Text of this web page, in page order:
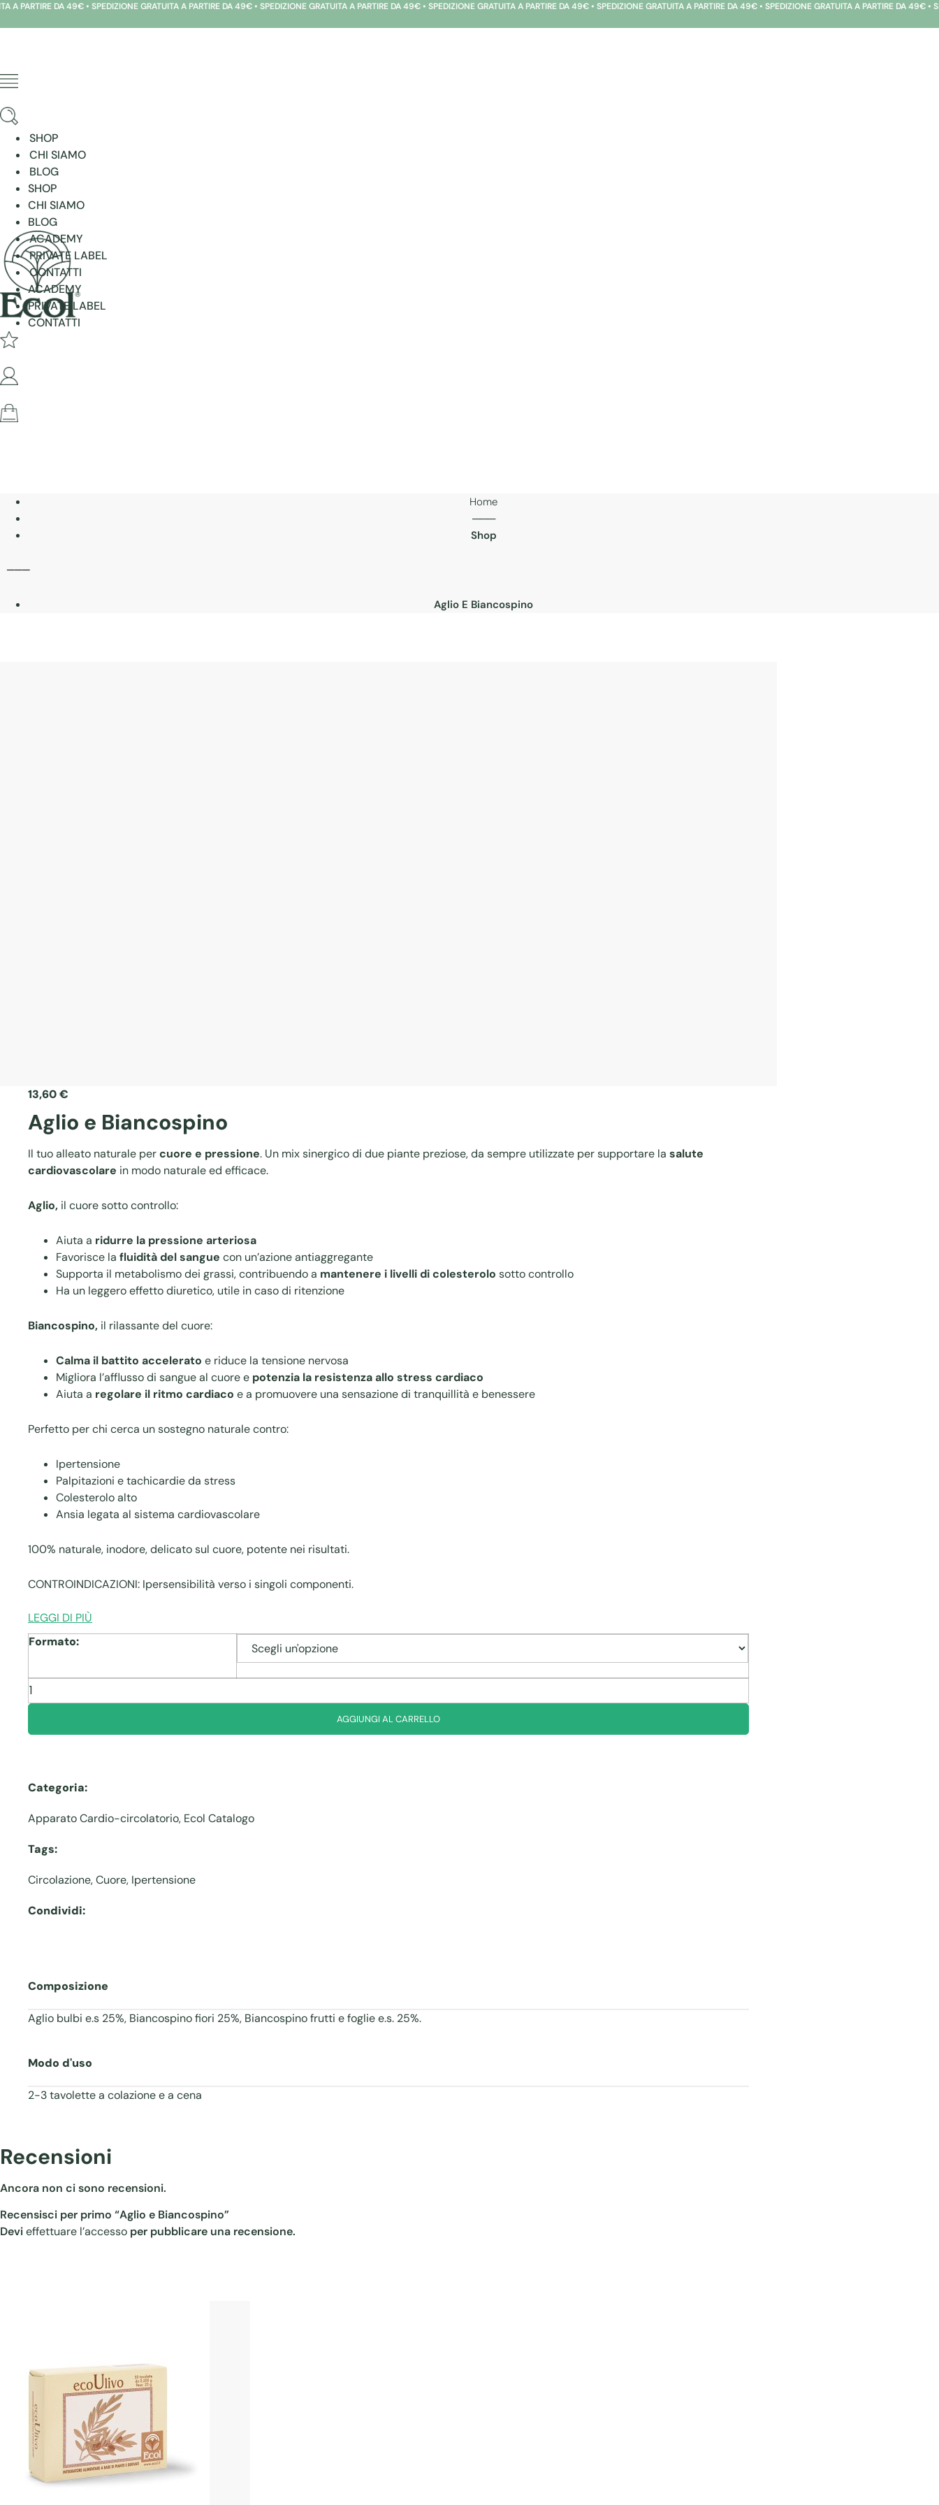
Vai
al
DA 49€ • SPEDIZIONE GRATUITA A PARTIRE DA 49€ • SPEDIZIONE GRATUITA A PARTIRE DA 49€ • SPEDIZIONE GRATUITA A PARTIRE DA 49€ • SPEDIZIONE GRATUITA A PARTIRE DA 49€ • SPEDIZIONE GRATUITA A PARTIRE DA 49€ •
SHOP
CHI SIAMO
BLOG
SHOP
CHI SIAMO
BLOG
ACADEMY
PRIVATE LABEL
CONTATTI
ACADEMY
PRIVATE LABEL
CONTATTI
Home
───
Shop
───
Aglio E Biancospino
13,60€
Aglio e Biancospino
Il tuo alleato naturale percuore e pressione. Un mix sinergico di due piante preziose, da sempre utilizzate per supportare la salute
cardiovascolare in modo naturale ed efficace.
Aglio, il cuore sotto controllo:
Aiuta a ridurre la pressione arteriosa
Favorisce la fluidità del sangue con un’azione antiaggregante
Supporta il metabolismo dei grassi, contribuendo a mantenere i livelli di colesterolo sotto controllo
Ha un leggero effetto diuretico, utile in caso di ritenzione
Biancospino, il rilassante del cuore:
Calma il battito accelerato e riduce la tensione nervosa
Migliora l’afflusso di sangue al cuore e potenzia la resistenza allo stress cardiaco
Aiuta a regolare il ritmo cardiaco e a promuovere una sensazione di tranquillità e benessere
Perfetto per chi cerca un sostegno naturale contro:
Ipertensione
Palpitazioni e tachicardie da stress
Colesterolo alto
Ansia legata al sistema cardiovascolare
100% naturale, inodore, delicato sul cuore, potente nei risultati.
CONTROINDICAZIONI: Ipersensibilità verso i singoli componenti.
LEGGI DI PIÙ
Formato:
Aglio
e
Biancospino
AGGIUNGI AL CARRELLO
Categoria:
Apparato Cardio-circolatorio, Ecol Catalogo
Tags:
Circolazione,Cuore, Ipertensione
Condividi:
Composizione
Aglio bulbi e.s 25%, Biancospino fiori 25%, Biancospino frutti e foglie e.s. 25%.
Modo d'uso
2-3 tavolette a colazione e a cena
Recensioni
Ancora non ci sono recensioni.
Recensisci per primo “Aglio e Biancospino”
Devieffettuare l’accesso per pubblicare una recensione.